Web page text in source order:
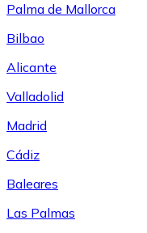
Palma de Mallorca
Bilbao
Alicante
Valladolid
Madrid
Cádiz
Baleares
Las Palmas